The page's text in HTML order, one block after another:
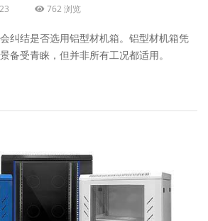
762 浏览
纠结是否选用铝型材机箱。铝型材机箱凭
备受青睐，但并非所有工况都适用。